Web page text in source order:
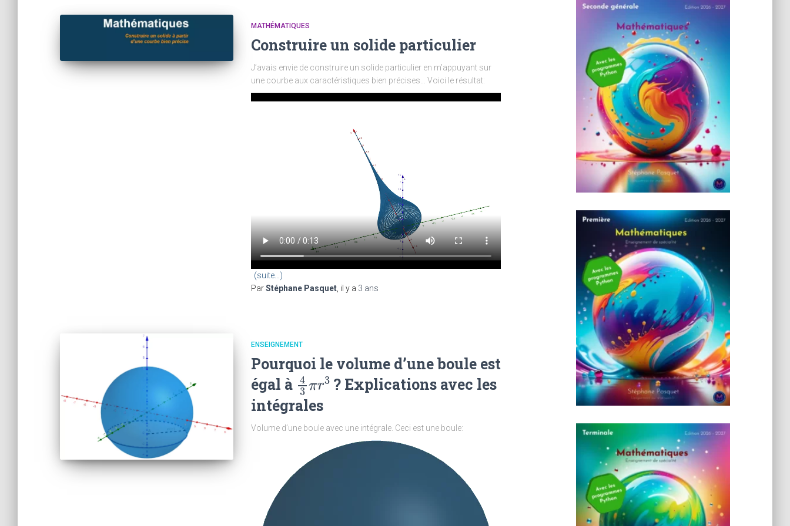
MATHÉMATIQUES
Construire un solide particulier
J’avais envie de construire un solide particulier en m’appuyant sur
une courbe aux caractéristiques bien précises… Voici le résultat:
(suite…)
ParStéphane Pasquet , il y a 3 ans
ENSEIGNEMENT
Pourquoi le volume d’une boule est
égal à 4
3 πr3
43πr3? Explications avec les
intégrales
Volume d’une boule avec une intégrale. Ceci est une boule: